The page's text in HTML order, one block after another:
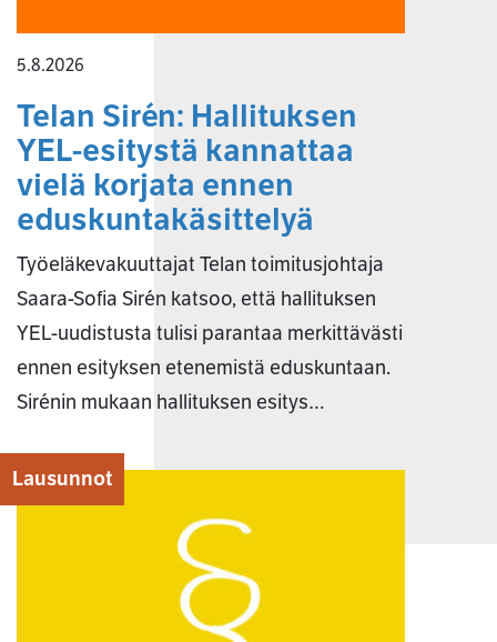
5.8.2026
Telan Sirén: Hallituksen
YEL-esitystä kannattaa
vielä korjata ennen
eduskuntakäsittelyä
Työeläkevakuuttajat Telan toimitusjohtaja
Saara-Sofia Sirén katsoo, että hallituksen
YEL-uudistusta tulisi parantaa merkittävästi
ennen esityksen etenemistä eduskuntaan.
Sirénin mukaan hallituksen esitys…
Lausunnot